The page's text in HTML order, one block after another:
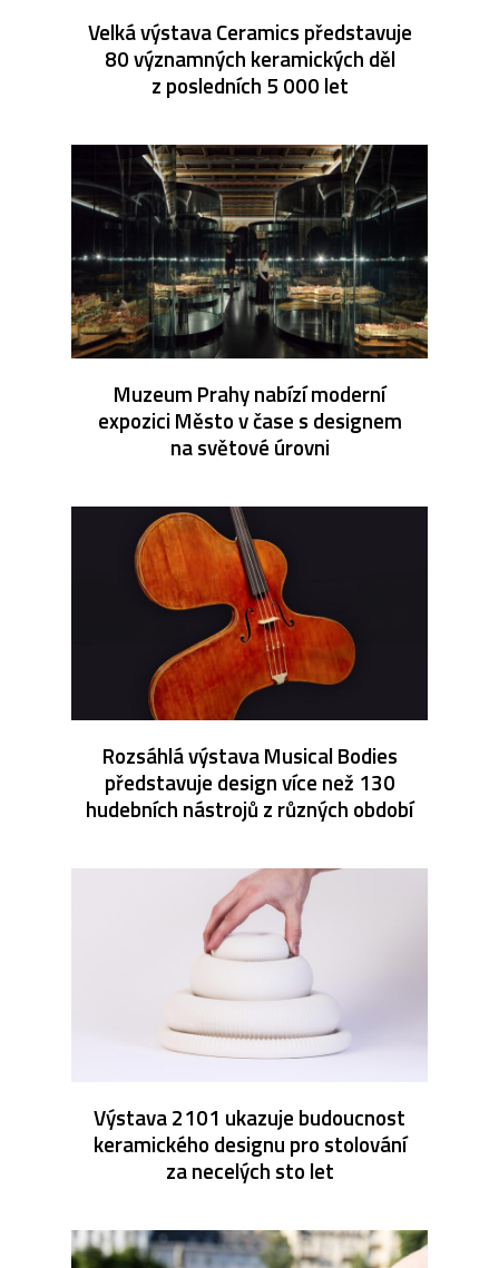
Velká výstava Ceramics představuje
80 významných keramických děl
z posledních 5 000 let
Muzeum Prahy nabízí moderní
expozici Město v čase s designem
na světové úrovni
Rozsáhlá výstava Musical Bodies
představuje design více než 130
hudebních nástrojů z různých období
Výstava 2101 ukazuje budoucnost
keramického designu pro stolování
za necelých sto let